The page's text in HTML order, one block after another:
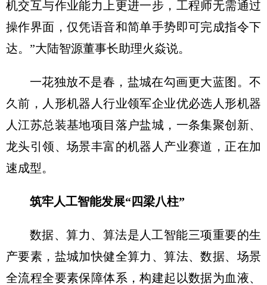
机交互与作业能力上更进一步，工程师无需通过
操作界面，仅凭语音和简单手势即可完成指令下
达。”大陆智源董事长助理火焱说。
一花独放不是春，盐城在勾画更大蓝图。不
久前，人形机器人行业领军企业优必选人形机器
人江苏总装基地项目落户盐城，一条集聚创新、
龙头引领、场景丰富的机器人产业赛道，正在加
速成型。
筑牢人工智能发展“四梁八柱”
数据、算力、算法是人工智能三项重要的生
产要素，盐城加快健全算力、算法、数据、场景
全流程全要素保障体系，构建起以数据为血液、